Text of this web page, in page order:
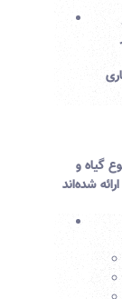
گیاه و